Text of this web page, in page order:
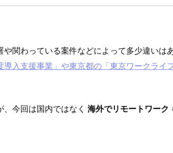
関わっている案件などによって多少違い
入支援事業」や東京都の「東京ワークライ
今回は国内ではなく 海外でリモートワーク